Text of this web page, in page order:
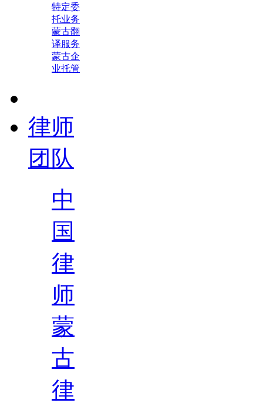
特定委
托业务
蒙古翻
译服务
蒙古企
业托管
律师
团队
中
国
律
师
蒙
古
律